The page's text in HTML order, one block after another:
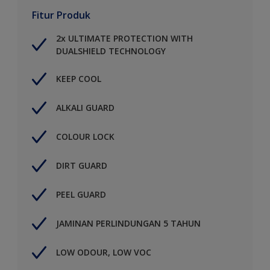
Fitur Produk
2x ULTIMATE PROTECTION WITH
DUALSHIELD TECHNOLOGY
KEEP COOL
ALKALI GUARD
COLOUR LOCK
DIRT GUARD
PEEL GUARD
JAMINAN PERLINDUNGAN 5 TAHUN
LOW ODOUR, LOW VOC